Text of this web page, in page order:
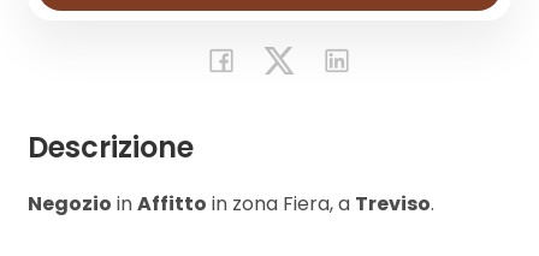
Descrizione
Negozio inAffitto in zona Fiera, a Treviso.
Prezzo